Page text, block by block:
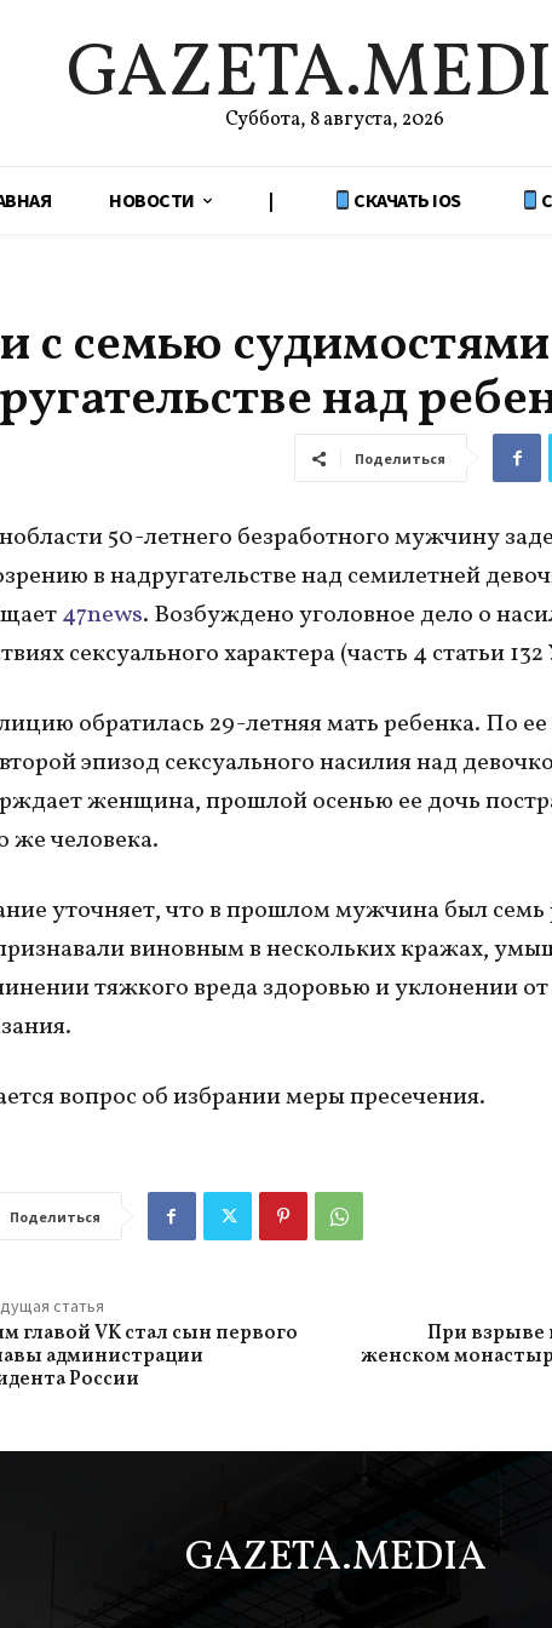
Суббота, 8 августа, 2026
НОВОСТИ | СКАЧАТЬ IOS
с семью судимостями
над
Поделиться
50-летнего безработного мужчину
в надругательстве над семилетней
47news. Возбуждено уголовное дело о
сексуального характера (часть 4 статьи
обратилась 29-летняя мать ребенка. По ее
эпизод сексуального насилия над
женщина, прошлой осенью ее дочь
же человека.
уточняет, что в прошлом мужчина был семь
виновным в нескольких кражах,
тяжкого вреда здоровью и уклонении
вопрос об избрании меры пресечения.
Поделиться
статья
главой VK стал сын первого
администрации
России
При взрыве
женском
GAZETA.MEDIA